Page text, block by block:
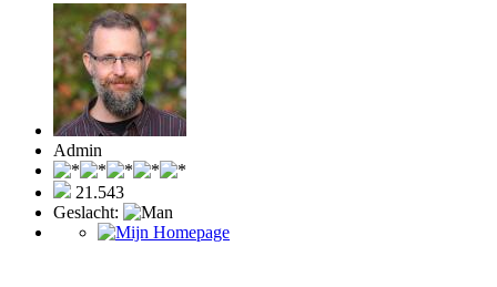
Admin
21.543
Geslacht: